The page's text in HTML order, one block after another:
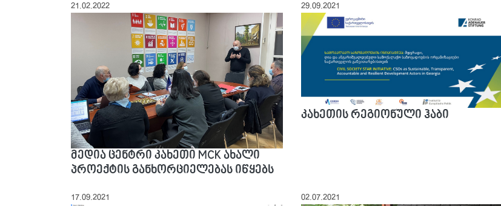
21.02.2022
მედია ცენტრი კახეთი MCK ახალი
პროექტის განხორციელებას იწყებს
29.09.2021
კახეთის რეგიონული ჰაბი
17.09.2021 02.07.2021